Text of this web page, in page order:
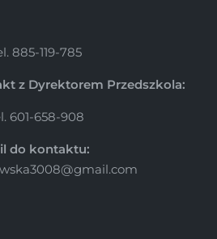
885-119-785
z Dyrektorem Przedszkola:
601-658-908
do kontaktu: